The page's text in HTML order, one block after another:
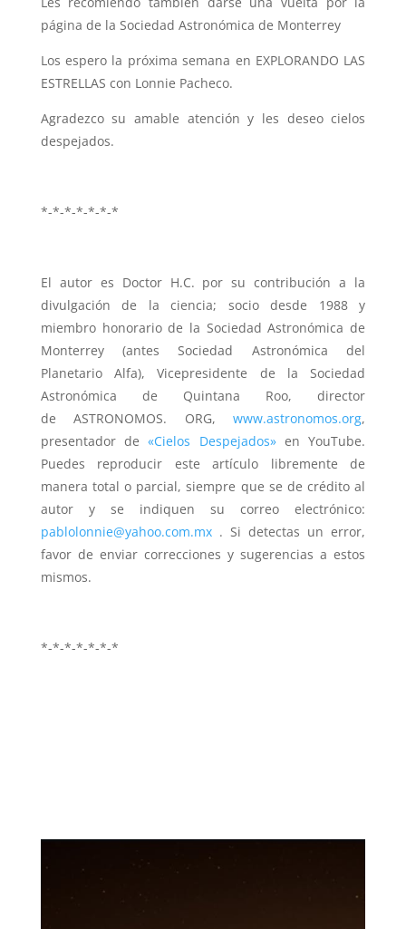
página de la Sociedad Astronómica de Monterrey
Los espero la próxima semana en EXPLORANDO LAS
ESTRELLAS con Lonnie Pacheco.
Agradezco su amable atención y les deseo cielos
despejados.
*-*-*-*-*-*-*
El autor es Doctor H.C. por su contribución a la
divulgación de la ciencia; socio desde 1988 y
miembro honorario de la Sociedad Astronómica de
Monterrey (antes Sociedad Astronómica del
Planetario Alfa), Vicepresidente de la Sociedad
Astronómica de Quintana Roo, director
de ASTRONOMOS. ORG,www.astronomos.org,
presentador de«Cielos Despejados»en YouTube.
Puedes reproducir este artículo libremente de
manera total o parcial, siempre que se de crédito al
autor y se indiquen su correo electrónico:
pablolonnie@yahoo.com.mx. Si detectas un error,
favor de enviar correcciones y sugerencias a estos
mismos.
*-*-*-*-*-*-*